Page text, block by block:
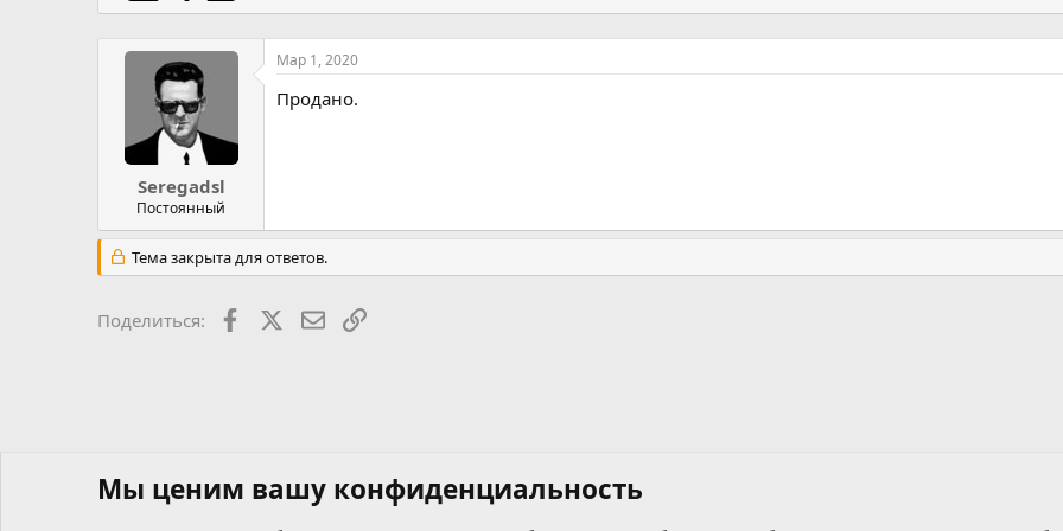
а
Seregadsl
Постоянный
Мар 1, 2020
Продано.
Тема закрыта для ответов.
Поделиться: Facebook ПочтаСсылкой
Мы ценим вашу конфиденциальность